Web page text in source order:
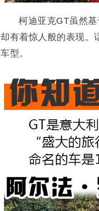
柯迪亚克GT虽然
却有着惊人般的表现。
车型。